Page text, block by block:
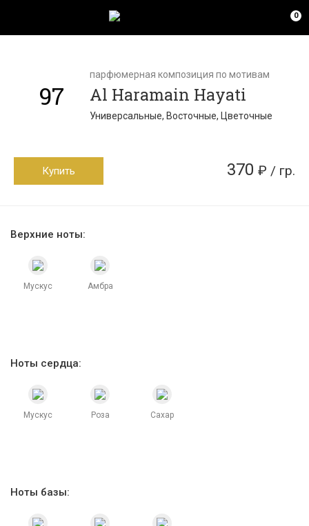
0
97
парфюмерная композиция по мотивам
Al Haramain Hayati
Универсальные, Восточные, Цветочные
Купить 370 ₽ / гр.
Верхние ноты:
Мускус Амбра
Ноты сердца:
Мускус Роза Сахар
Ноты базы: